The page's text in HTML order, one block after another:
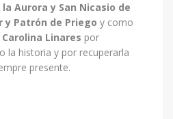
Aurora y San Nicasio de
y Patrón de Priego y como
Carolina Linares por
la historia y por recuperarla
presente.